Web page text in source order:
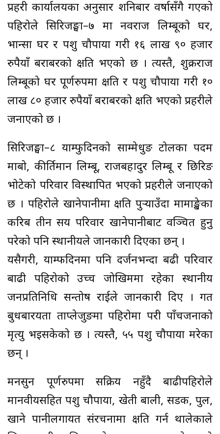
प्रहरी कार्यालयका अनुसार शनिबार वर्षासँगै गएको
पहिरोले सिरिजङ्घा–७ मा नवराज लिम्बूको घर,
भान्सा घर र पशु चौपाया गरी १६ लाख ९० हजार
रुपैयाँ बराबरको क्षति भएको छ । त्यस्तै, शुक्रराज
लिम्बूको घर पूर्णरुपमा क्षति र पशु चौपाया गरी १०
लाख ८० हजार रुपैयाँ बराबरको क्षति भएको प्रहरीले
जनाएको छ ।
सिरिजङ्घा–८ याम्फुदिनको साम्मेधुङ टोलका पदम
माबो, कीर्तिमान लिम्बू, राजबहादुर लिम्बू र छिरिङ
भोटेको परिवार विस्थापित भएको प्रहरीले जनाएको
छ । पहिरोले खानेपानीमा क्षति पुर्‍याउँदा मामाङ्खेका
करिब तीन सय परिवार खानेपानीबाट वञ्चित हुनु
परेको पनि स्थानीयले जानकारी दिएका छन् ।
यसैगरी, याम्फदिनमा पनि दर्जनभन्दा बढी परिवार
बाढी पहिरोको उच्च जोखिममा रहेका स्थानीय
जनप्रतिनिधि सन्तोष राईले जानकारी दिए । गत
बुधबारयता ताप्लेजुङमा पहिरोमा परी पाँचजनाको
मृत्यु भइसकेको छ । त्यस्तै, ५५ पशु चौपाया मरेका
छन् ।
मनसुन पूर्णरुपमा सक्रिय नहुँदै बाढीपहिरोले
मानवीयसहित पशु चौपाया, खेती बाली, सडक, पुल,
खाने पानीलगायत संरचनामा क्षति गर्न थालेकाले